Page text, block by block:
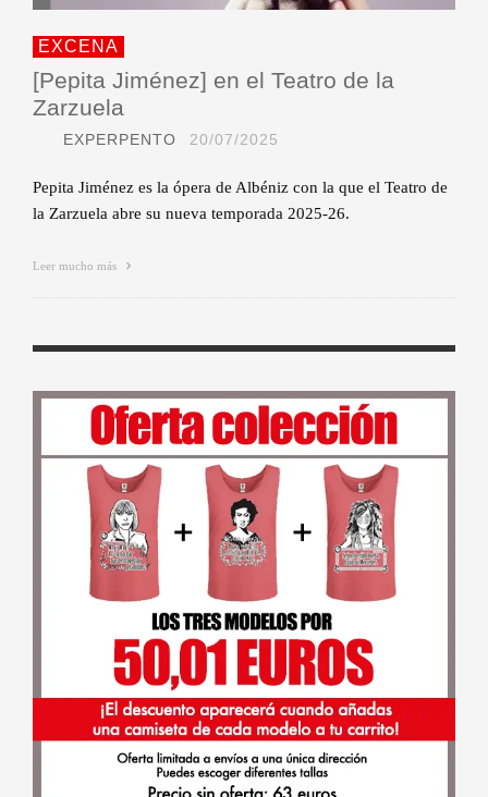
EXCENA
[Pepita Jiménez] en el Teatro de la
Zarzuela
EXPERPENTO 20/07/2025
Pepita Jiménez es la ópera de Albéniz con la que el Teatro de
la Zarzuela abre su nueva temporada 2025-26.
Leer mucho más